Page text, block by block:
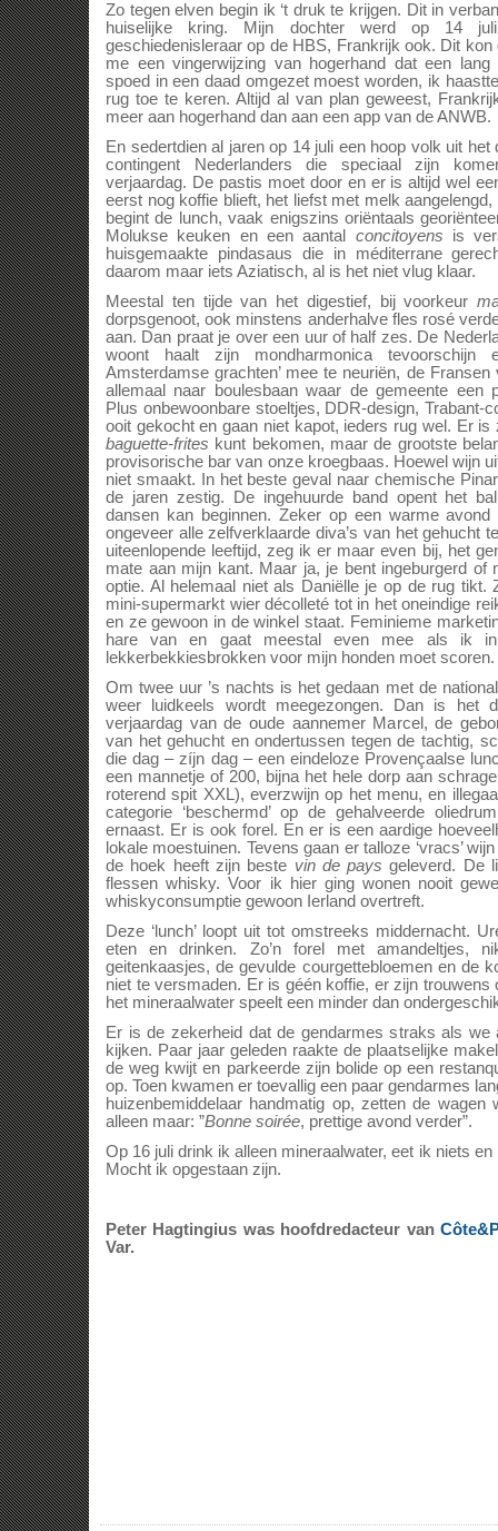
Zo tegen elven begin ik ‘t druk te krijgen. Dit in
huiselijke kring. Mijn dochter werd op 14
geschiedenisleraar op de HBS, Frankrijk ook. Dit
me een vingerwijzing van hogerhand dat een lang
spoed in een daad omgezet moest worden, ik
rug toe te keren. Altijd al van plan geweest,
meer aan hogerhand dan aan een app van de ANWB.
En sedertdien al jaren op 14 juli een hoop volk uit
contingent Nederlanders die speciaal zijn
verjaardag. De pastis moet door en er is altijd wel
eerst nog koffie blieft, het liefst met melk
begint de lunch, vaak enigszins oriëntaals
Molukse keuken en een aantal concitoyens is
huisgemaakte pindasaus die in méditerrane
daarom maar iets Aziatisch, al is het niet vlug klaar.
Meestal ten tijde van het digestief, bij voorkeur
dorpsgenoot, ook minstens anderhalve fles rosé
aan. Dan praat je over een uur of half zes. De
woont haalt zijn mondharmonica
Amsterdamse grachten’ mee te neuriën, de
allemaal naar boulesbaan waar de gemeente een
Plus onbewoonbare stoeltjes, DDR-design, Trabant-
ooit gekocht en gaan niet kapot, ieders rug wel. Er is
baguette-frites kunt bekomen, maar de grootste
provisorische bar van onze kroegbaas. Hoewel wijn
niet smaakt. In het beste geval naar chemische
de jaren zestig. De ingehuurde band opent het
dansen kan beginnen. Zeker op een warme
ongeveer alle zelfverklaarde diva’s van het gehucht
uiteenlopende leeftijd, zeg ik er maar even bij, het
mate aan mijn kant. Maar ja, je bent ingeburgerd of
optie. Al helemaal niet als Daniëlle je op de rug tikt.
mini-supermarkt wier décolleté tot in het oneindige
en ze gewoon in de winkel staat. Feminieme
hare van en gaat meestal even mee als ik
lekkerbekkiesbrokken voor mijn honden moet scoren.
Om twee uur ’s nachts is het gedaan met de
weer luidkeels wordt meegezongen. Dan is het
verjaardag van de oude aannemer Marcel, de
van het gehucht en ondertussen tegen de tachtig,
die dag – zíjn dag – een eindeloze Provençaalse
een mannetje of 200, bijna het hele dorp aan
roterend spit XXL), everzwijn op het menu, en
categorie ‘beschermd’ op de gehalveerde
ernaast. Er is ook forel. En er is een aardige
lokale moestuinen. Tevens gaan er talloze ‘vracs’
de hoek heeft zijn beste vin de pays geleverd. De
flessen whisky. Voor ik hier ging wonen nooit
whiskyconsumptie gewoon Ierland overtreft.
Deze ‘lunch’ loopt uit tot omstreeks middernacht.
eten en drinken. Zo’n forel met amandeltjes,
geitenkaasjes, de gevulde courgettebloemen en de
niet te versmaden. Er is géén koffie, er zijn trouwens
het mineraalwater speelt een minder dan
Er is de zekerheid dat de gendarmes straks als we
kijken. Paar jaar geleden raakte de plaatselijke
de weg kwijt en parkeerde zijn bolide op een
op. Toen kwamen er toevallig een paar gendarmes
huizenbemiddelaar handmatig op, zetten de
alleen maar: ”Bonne soirée, prettige avond verder”.
Op 16 juli drink ik alleen mineraalwater, eet ik niets
Mocht ik opgestaan zijn.
Peter Hagtingius was hoofdredacteur van
Var.